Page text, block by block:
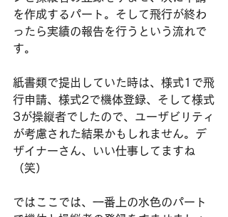
を作成するパート。そして飛行が終わ
ったら実績の報告を行うという流れで
す。
紙書類で提出していた時は、様式1で飛
行申請、様式2で機体登録、そして様式
3が操縦者でしたので、ユーザビリティ
が考慮された結果かもしれません。デ
ザイナーさん、いい仕事してますね
（笑）
ではここでは、一番上の水色のパート